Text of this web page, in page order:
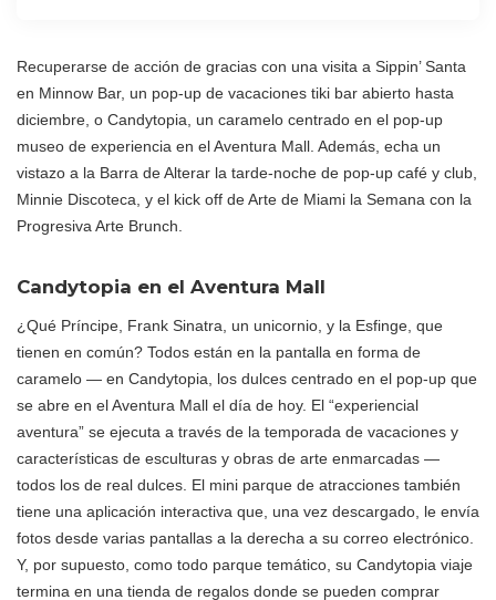
Recuperarse de acción de gracias con una visita a Sippin’ Santa
en Minnow Bar, un pop-up de vacaciones tiki bar abierto hasta
diciembre, o Candytopia, un caramelo centrado en el pop-up
museo de experiencia en el Aventura Mall. Además, echa un
vistazo a la Barra de Alterar la tarde-noche de pop-up café y club,
Minnie Discoteca, y el kick off de Arte de Miami la Semana con la
Progresiva Arte Brunch.
Candytopia en el Aventura Mall
¿Qué Príncipe, Frank Sinatra, un unicornio, y la Esfinge, que
tienen en común? Todos están en la pantalla en forma de
caramelo — en Candytopia, los dulces centrado en el pop-up que
se abre en el Aventura Mall el día de hoy. El “experiencial
aventura” se ejecuta a través de la temporada de vacaciones y
características de esculturas y obras de arte enmarcadas —
todos los de real dulces. El mini parque de atracciones también
tiene una aplicación interactiva que, una vez descargado, le envía
fotos desde varias pantallas a la derecha a su correo electrónico.
Y, por supuesto, como todo parque temático, su Candytopia viaje
termina en una tienda de regalos donde se pueden comprar